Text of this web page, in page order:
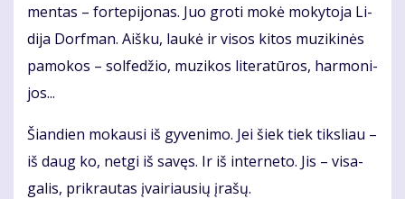
men­tas – for­te­pi­jo­nas. Juo gro­ti mo­kė mo­ky­to­ja Li­
di­ja Dorf­man. Aiš­ku, lau­kė ir vi­sos ki­tos mu­zi­ki­nės
pa­mo­kos – sol­fe­džio, mu­zi­kos li­te­ra­tū­ros, har­mo­ni­
jos...
Šian­dien mo­kau­si iš gy­ve­ni­mo. Jei šiek tiek tiks­liau –
iš daug ko, net­gi iš sa­vęs. Ir iš in­ter­ne­to. Jis – vi­sa­
ga­lis, pri­krau­tas įvai­riau­sių įra­šų.